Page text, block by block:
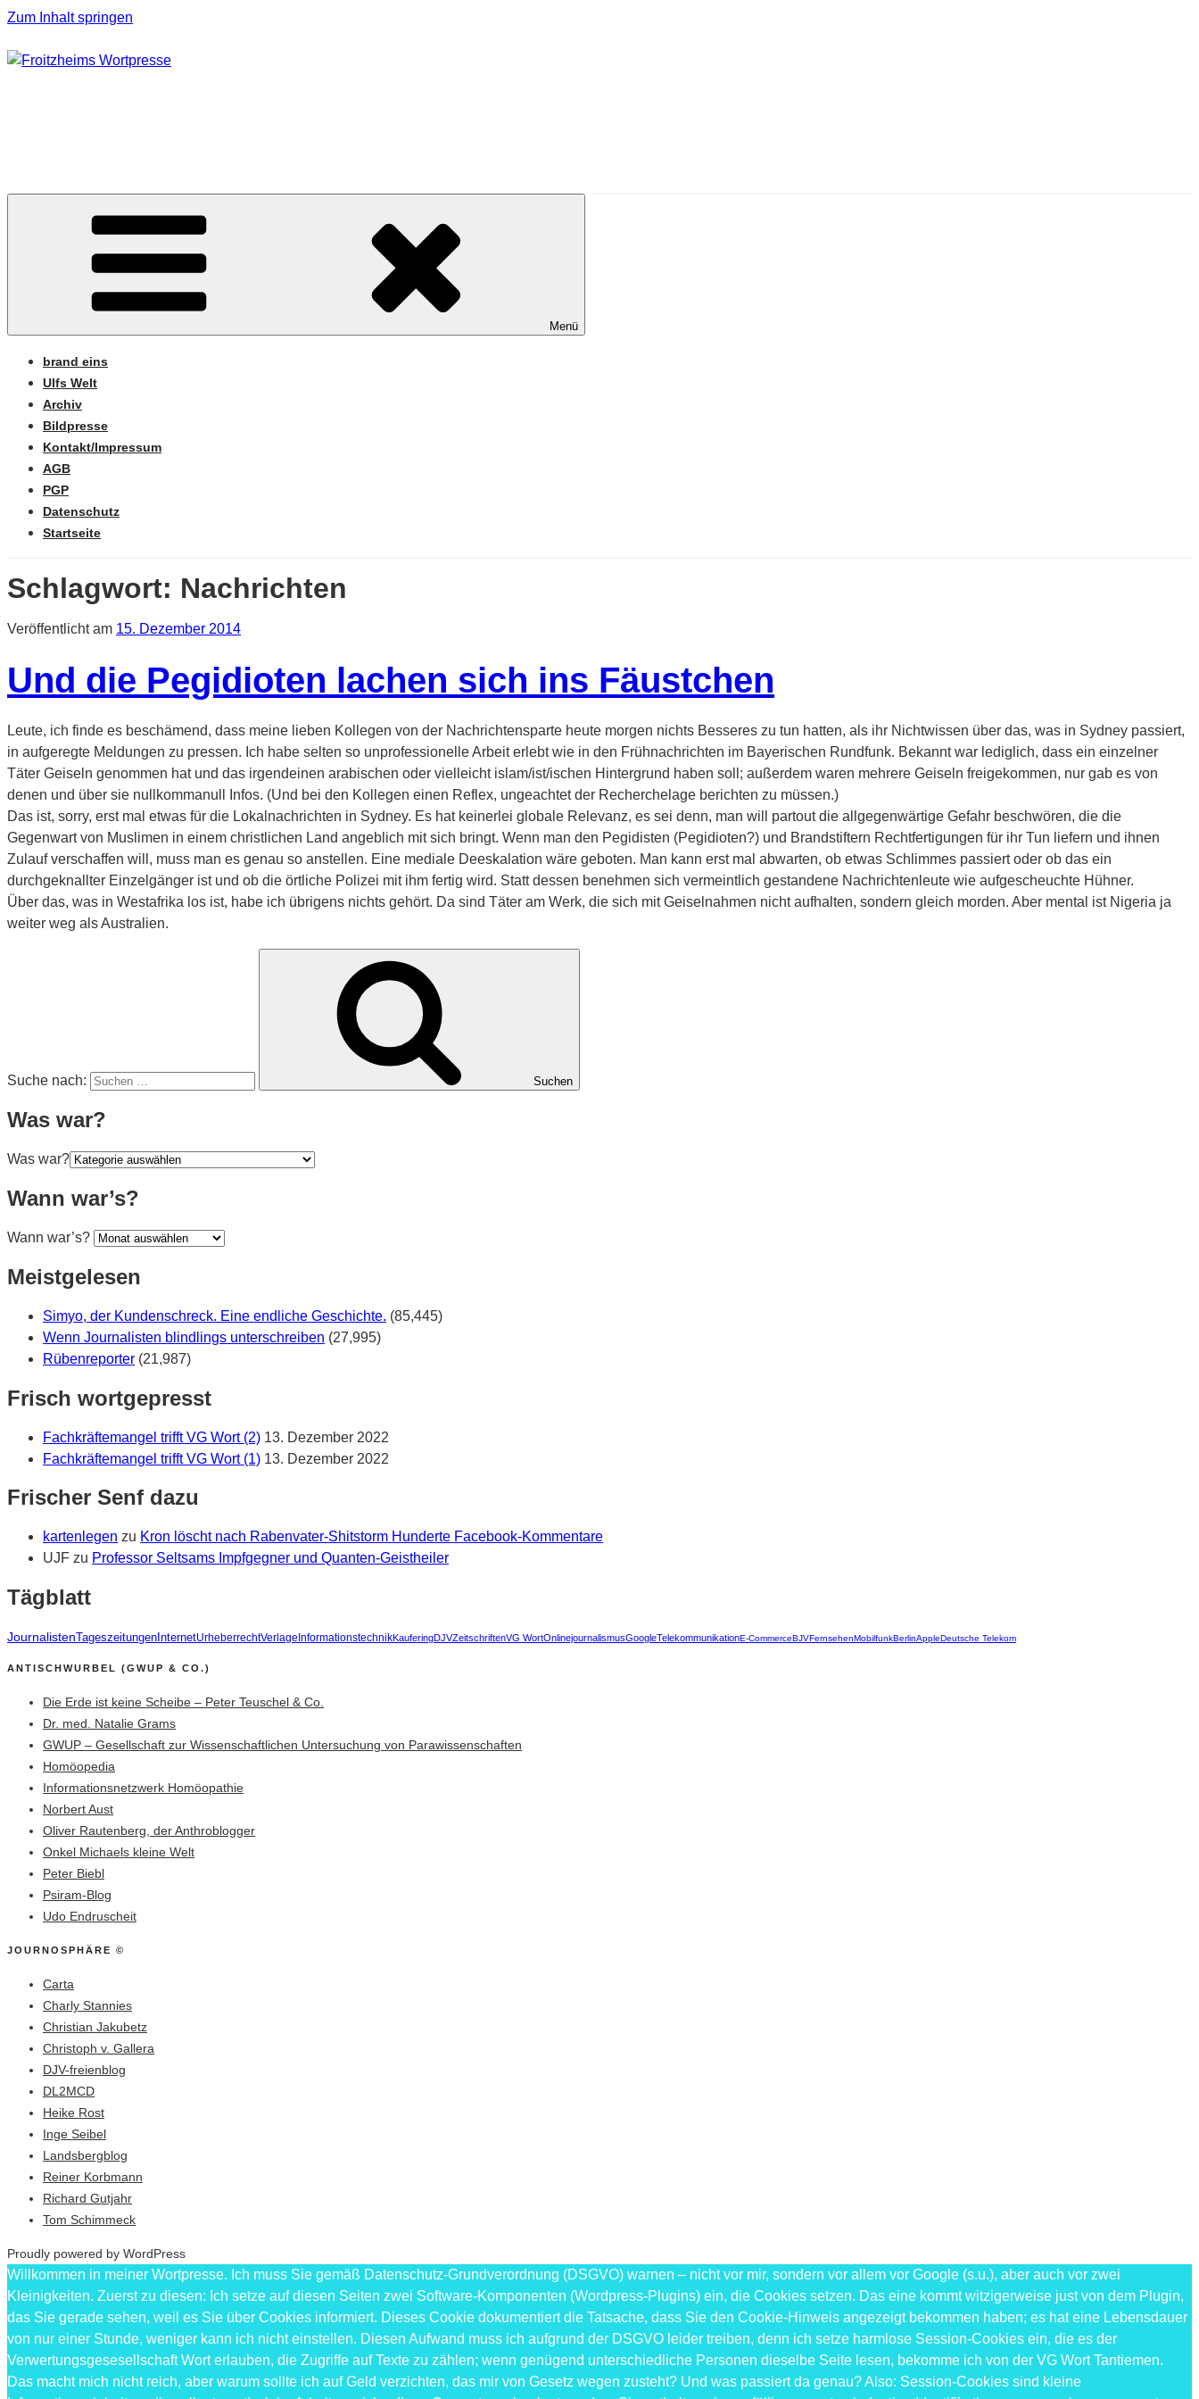
Zum Inhalt springen
Menü
brand eins
Ulfs Welt
Archiv
Bildpresse
Kontakt/Impressum
AGB
PGP
Datenschutz
Startseite
Schlagwort: Nachrichten
Veröffentlicht am 15. Dezember 2014
Und die Pegidioten lachen sich ins Fäustchen
Leute, ich finde es beschämend, dass meine lieben Kollegen von der Nachrichtensparte heute morgen nichts Besseres zu tun hatten, als ihr Nichtwissen über das, was in Sydney passiert,
in aufgeregte Meldungen zu pressen. Ich habe selten so unprofessionelle Arbeit erlebt wie in den Frühnachrichten im Bayerischen Rundfunk. Bekannt war lediglich, dass ein einzelner
Täter Geiseln genommen hat und das irgendeinen arabischen oder vielleicht islam/ist/ischen Hintergrund haben soll; außerdem waren mehrere Geiseln freigekommen, nur gab es von
denen und über sie nullkommanull Infos. (Und bei den Kollegen einen Reflex, ungeachtet der Recherchelage berichten zu müssen.)
Das ist, sorry, erst mal etwas für die Lokalnachrichten in Sydney. Es hat keinerlei globale Relevanz, es sei denn, man will partout die allgegenwärtige Gefahr beschwören, die die
Gegenwart von Muslimen in einem christlichen Land angeblich mit sich bringt. Wenn man den Pegidisten (Pegidioten?) und Brandstiftern Rechtfertigungen für ihr Tun liefern und ihnen
Zulauf verschaffen will, muss man es genau so anstellen. Eine mediale Deeskalation wäre geboten. Man kann erst mal abwarten, ob etwas Schlimmes passiert oder ob das ein
durchgeknallter Einzelgänger ist und ob die örtliche Polizei mit ihm fertig wird. Statt dessen benehmen sich vermeintlich gestandene Nachrichtenleute wie aufgescheuchte Hühner.
Über das, was in Westafrika los ist, habe ich übrigens nichts gehört. Da sind Täter am Werk, die sich mit Geiselnahmen nicht aufhalten, sondern gleich morden. Aber mental ist Nigeria ja
weiter weg als Australien.
Suche nach: Suchen
Was war?
Was war?
Wann war’s?
Wann war’s?
Meistgelesen
Simyo, der Kundenschreck. Eine endliche Geschichte. (85,445)
Wenn Journalisten blindlings unterschreiben (27,995)
Rübenreporter (21,987)
Frisch wortgepresst
Fachkräftemangel trifft VG Wort (2) 13. Dezember 2022
Fachkräftemangel trifft VG Wort (1) 13. Dezember 2022
Frischer Senf dazu
kartenlegen zu Kron löscht nach Rabenvater-Shitstorm Hunderte Facebook-Kommentare
UJF zu Professor Seltsams Impfgegner und Quanten-Geistheiler
Tägblatt
JournalistenTageszeitungen InternetUrheberrechtVerlage InformationstechnikKauferingDJVZeitschriftenVG WortOnlinejournalismusGoogleTelekommunikationE-CommerceBJVFernsehenMobilfunkBerlinAppleDeutsche Telekom
ANTISCHWURBEL (GWUP & CO.)
Die Erde ist keine Scheibe – Peter Teuschel & Co.
Dr. med. Natalie Grams
GWUP – Gesellschaft zur Wissenschaftlichen Untersuchung von Parawissenschaften
Homöopedia
Informationsnetzwerk Homöopathie
Norbert Aust
Oliver Rautenberg, der Anthroblogger
Onkel Michaels kleine Welt
Peter Biebl
Psiram-Blog
Udo Endruscheit
JOURNOSPHÄRE ©
Carta
Charly Stannies
Christian Jakubetz
Christoph v. Gallera
DJV-freienblog
DL2MCD
Heike Rost
Inge Seibel
Landsbergblog
Reiner Korbmann
Richard Gutjahr
Tom Schimmeck
Proudly powered by WordPress
Willkommen in meiner Wortpresse. Ich muss Sie gemäß Datenschutz-Grundverordnung (DSGVO) warnen – nicht vor mir, sondern vor allem vor Google (s.u.), aber auch vor zwei
Kleinigkeiten. Zuerst zu diesen: Ich setze auf diesen Seiten zwei Software-Komponenten (Wordpress-Plugins) ein, die Cookies setzen. Das eine kommt witzigerweise just von dem Plugin,
das Sie gerade sehen, weil es Sie über Cookies informiert. Dieses Cookie dokumentiert die Tatsache, dass Sie den Cookie-Hinweis angezeigt bekommen haben; es hat eine Lebensdauer
von nur einer Stunde, weniger kann ich nicht einstellen. Diesen Aufwand muss ich aufgrund der DSGVO leider treiben, denn ich setze harmlose Session-Cookies ein, die es der
Verwertungsgesesellschaft Wort erlauben, die Zugriffe auf Texte zu zählen; wenn genügend unterschiedliche Personen dieselbe Seite lesen, bekomme ich von der VG Wort Tantiemen.
Das macht mich nicht reich, aber warum sollte ich auf Geld verzichten, das mir von Gesetz wegen zusteht? Und was passiert da genau? Also: Session-Cookies sind kleine